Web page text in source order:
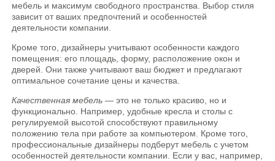
мебель и максимум свободного пространства. Выбор стиля
зависит от ваших предпочтений и особенностей
деятельности компании.
Кроме того, дизайнеры учитывают особенности каждого
помещения: его площадь, форму, расположение окон и
дверей. Они также учитывают ваш бюджет и предлагают
оптимальное сочетание цены и качества.
Качественная мебель — это не только красиво, но и
функционально. Например, удобные кресла и столы с
регулируемой высотой способствуют правильному
положению тела при работе за компьютером. Кроме того,
профессиональные дизайнеры подберут мебель с учетом
особенностей деятельности компании. Если у вас, например,